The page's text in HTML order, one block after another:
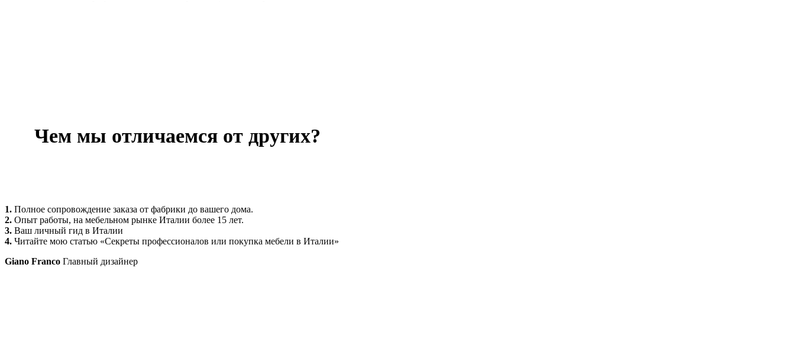
Чем мы отличаемся от других?
1. Полное сопровождение заказа от фабрики до вашего дома.
2. Опыт работы, на мебельном рынке Италии более 15 лет.
3. Ваш личный гид в Италии
4. Читайте мою статью «Секреты профессионалов или покупка мебели в Италии»
Giano Franco Главный дизайнер